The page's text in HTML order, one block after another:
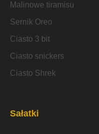
Malinowe tiramisu
Sernik Oreo
Ciasto 3 bit
Ciasto snickers
Ciasto Shrek
Sałatki